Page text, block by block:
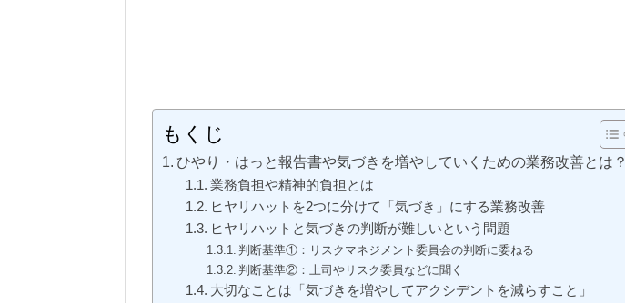
もくじ
ひやり・はっと報告書や気づきを増やしていくための業務改善とは？
業務負担や精神的負担とは
ヒヤリハットを2つに分けて「気づき」にする業務改善
ヒヤリハットと気づきの判断が難しいという問題
判断基準①：リスクマネジメント委員会の判断に委ねる
判断基準②：上司やリスク委員などに聞く
大切なことは「気づきを増やしてアクシデントを減らすこと」